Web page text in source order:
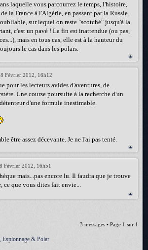
laquelle vous parcourrez le temps, l'histoire,
la France à l'Algérie, en passant par la Russie.
sur lequel on reste "scotché" jusqu'à la
c'est un pavé ! La fin est inattendue (ou pas,
mais en tous cas, elle est à la hauteur du
le cas dans les polars.
Février 2012, 16h12
pour les lecteurs avides d'aventures, de
Une course poursuite à la recherche d'un
d'une formule inestimable.
être assez décevante. Je ne l'ai pas tenté.
Février 2012, 16h51
mais...pas encore lu. Il faudra que je trouve
ce que vous dites fait envie...
3 messages • Page 1 sur 1
Espionnage & Polar